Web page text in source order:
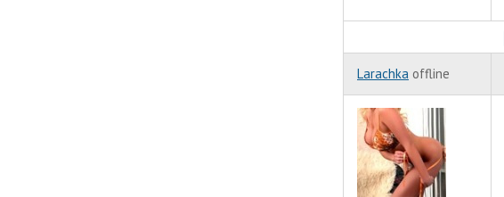
Larachka offline